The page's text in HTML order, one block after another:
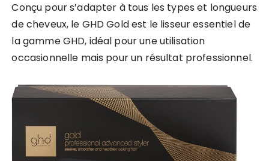
Conçu pour s’adapter à tous les types et longueurs
de cheveux, le GHD Gold est le lisseur essentiel de
la gamme GHD, idéal pour une utilisation
occasionnelle mais pour un résultat professionnel.